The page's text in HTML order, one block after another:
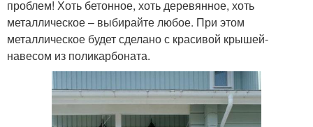
проблем! Хоть бетонное, хоть деревянное, хоть
металлическое – выбирайте любое. При этом
металлическое будет сделано с красивой крышей-
навесом из поликарбоната.